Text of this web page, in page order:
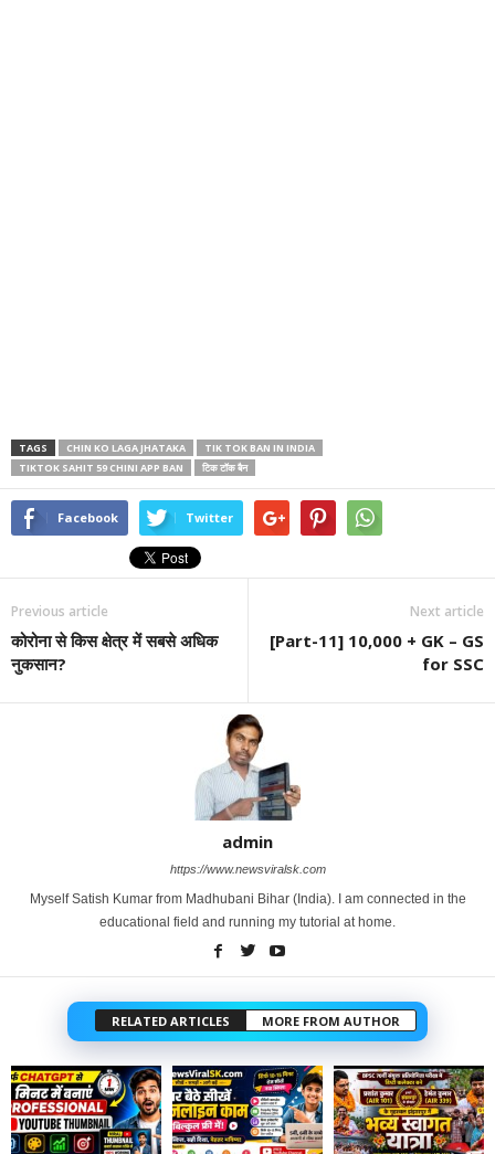
TAGS CHIN KO LAGA JHATAKA
TIK TOK BAN IN INDIA
TIKTOK SAHIT 59 CHINI APP BAN
टिक टॉक बैन
Facebook Twitter
Previous article
कोरोना से किस क्षेत्र में सबसे अधिक
नुकसान?
Next article
[Part-11] 10,000 + GK – GS
for SSC
admin
https://www.newsviralsk.com
Myself Satish Kumar from Madhubani Bihar (India). I am connected in the
educational field and running my tutorial at home.
RELATED ARTICLES MORE FROM AUTHOR